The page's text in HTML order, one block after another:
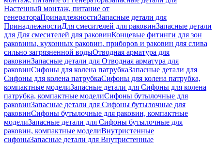
Настенный монтаж, питание от
генератораПринадлежностиЗапасные детали для
ПринадлежностиДля смесителей для раковинЗапасные детали
для Для смесителей для раковинКонцевые фитинги для зон
раковины, кухонных раковин, приборов и раковин для слива
сильно загрязненной водыОтводная арматура для
раковинЗапасные детали для Отводная арматура для
раковинСифоны для колена патрубкаЗапасные детали для
Сифоны для колена патрубкаСифоны для колена патрубка,
компактные моделиЗапасные детали для Сифоны для колена
патрубка, компактные моделиСифоны бутылочные для
раковинЗапасные детали для Сифоны бутылочные для
раковинСифоны бутылочные для раковин, компактные
моделиЗапасные детали для Сифоны бутылочные для
раковин, компактные моделиВнутристенные
сифоныЗапасные детали для Внутристенные